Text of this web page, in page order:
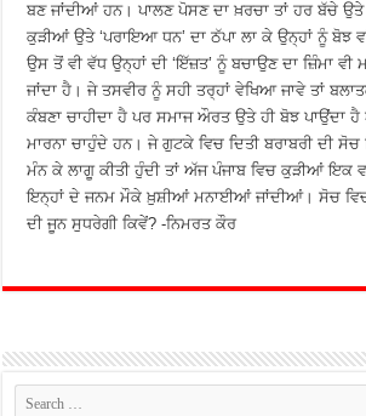
ਬਣ ਜਾਂਦੀਆਂ ਹਨ। ਪਾਲਣ ਪੋਸਣ ਦਾ ਖ਼ਰਚਾ ਤਾਂ ਹਰ ਬੱਚੇ
ਕੁੜੀਆਂ ਉਤੇ ‘ਪਰਾਇਆ ਧਨ’ ਦਾ ਠੱਪਾ ਲਾ ਕੇ ਉਨ੍ਹਾਂ ਨੂੰ ਬੋਝ
ਉਸ ਤੋਂ ਵੀ ਵੱਧ ਉਨ੍ਹਾਂ ਦੀ ‘ਇੱਜ਼ਤ’ ਨੂੰ ਬਚਾਉਣ ਦਾ ਜ਼ਿੰਮਾ
ਜਾਂਦਾ ਹੈ। ਜੇ ਤਸਵੀਰ ਨੂੰ ਸਹੀ ਤਰ੍ਹਾਂ ਵੇਖਿਆ ਜਾਵੇ ਤਾਂ
ਕੰਬਣਾ ਚਾਹੀਦਾ ਹੈ ਪਰ ਸਮਾਜ ਔਰਤ ਉਤੇ ਹੀ ਬੋਝ ਪਾਉਂਦਾ
ਮਾਰਨਾ ਚਾਹੁੰਦੇ ਹਨ। ਜੇ ਗੁਟਕੇ ਵਿਚ ਦਿਤੀ ਬਰਾਬਰੀ ਦੀ
ਮੰਨ ਕੇ ਲਾਗੂ ਕੀਤੀ ਹੁੰਦੀ ਤਾਂ ਅੱਜ ਪੰਜਾਬ ਵਿਚ ਕੁੜੀਆਂ ਇਕ
ਇਨ੍ਹਾਂ ਦੇ ਜਨਮ ਮੌਕੇ ਖ਼ੁਸ਼ੀਆਂ ਮਨਾਈਆਂ ਜਾਂਦੀਆਂ। ਸੋਚ
ਦੀ ਜੂਨ ਸੁਧਰੇਗੀ ਕਿਵੇਂ? -ਨਿਮਰਤ ਕੌਰ